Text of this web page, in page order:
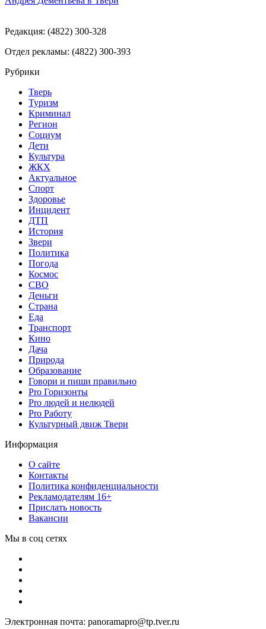
Редакция: (4822) 300-328
Отдел рекламы: (4822) 300-393
Рубрики
Тверь
Туризм
Криминал
Регион
Социум
Дети
Культура
ЖКХ
Актуальное
Спорт
Здоровье
Инцидент
ДТП
История
Звери
Политика
Погода
Космос
СВО
Деньги
Страна
Еда
Транспорт
Кино
Дача
Природа
Образование
Говори и пиши правильно
Pro Горизонты
Pro людей и нелюдей
Pro Работу
Культурный движ Твери
Информация
О сайте
Контакты
Политика конфиденциальности
Рекламодателям 16+
Прислать новость
Вакансии
Мы в соц сетях
Электронная почта: panoramapro@tp.tver.ru